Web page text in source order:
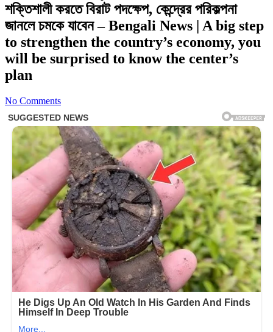
শক্তিশালী করতে বিরাট পদক্ষেপ, কেন্দ্রের পরিকল্পনা
জানলে চমকে যাবেন – Bengali News | A big step
to strengthen the country’s economy, you
will be surprised to know the center’s
plan
No Comments